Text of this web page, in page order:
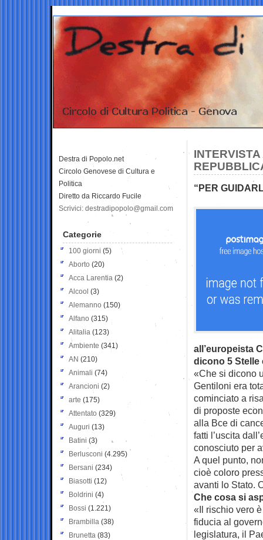
“PER
all’europeista
dicono 5
«Che si dicono
Gentiloni era
cominciato a
di proposte
alla Bce di
fatti l’uscita
conosciuto per
A quel punto,
cioè coloro
avanti lo Stato.
Che cosa si
«Il rischio vero
fiducia al
legislatura, il
Destra di Popolo.net
Circolo Genovese di Cultura e
Politica
Diretto da Riccardo Fucile
Scrivici: destradipopolo@gmail.com
Categorie
100 giorni (5)
Aborto (20)
Acca Larentia (2)
Alcool (3)
Alemanno (150)
Alfano (315)
Alitalia (123)
Ambiente (341)
AN (210)
Animali (74)
Arancioni (2)
arte (175)
Attentato (329)
Auguri (13)
Batini (3)
Berlusconi (4.295)
Bersani (234)
Biasotti (12)
Boldrini (4)
Bossi (1.221)
Brambilla (38)
Brunetta (83)